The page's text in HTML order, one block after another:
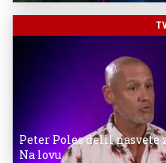
Peter Poles delil nasvete
Na lovu